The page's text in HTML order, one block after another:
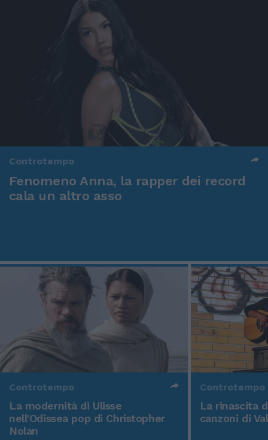
Controtempo
Fenomeno Anna, la rapper dei record
cala un altro asso
Controtempo
La modernità di Ulisse
nell'Odissea pop di Christopher
Nolan
Controtempo
La rinascita
canzoni di